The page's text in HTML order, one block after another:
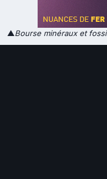
▲Bourse minéraux et